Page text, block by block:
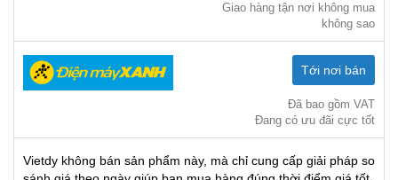
Giao hàng tận nơi không mua
không sao
Tới nơi bán
Đã bao gồm VAT
Đang có ưu đãi cực tốt
Vietdy không bán sản phẩm này, mà chỉ cung cấp giải pháp so